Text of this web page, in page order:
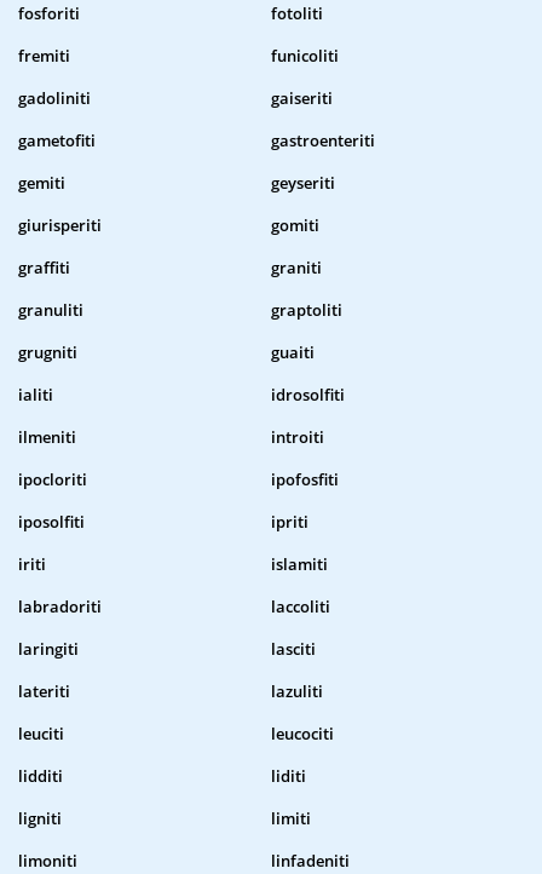
fosforiti
fotoliti
fremiti
funicoliti
gadoliniti
gaiseriti
gametofiti
gastroenteriti
gemiti
geyseriti
giurisperiti
gomiti
graffiti
graniti
granuliti
graptoliti
grugniti
guaiti
ialiti
idrosolfiti
ilmeniti
introiti
ipocloriti
ipofosfiti
iposolfiti
ipriti
iriti
islamiti
labradoriti
laccoliti
laringiti
lasciti
lateriti
lazuliti
leuciti
leucociti
lidditi
liditi
ligniti
limiti
limoniti
linfadeniti